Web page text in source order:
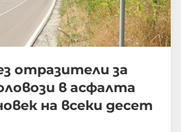
отразители за
в асфалта
на всеки десет